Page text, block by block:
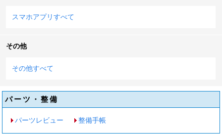
スマホアプリすべて
その他
その他すべて
パーツ・整備
パーツレビュー 整備手帳